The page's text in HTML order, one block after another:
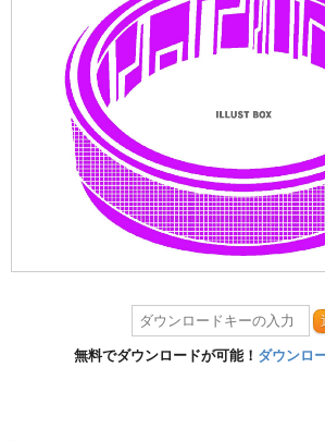
無料でダウンロードが可能！ ダウンロ